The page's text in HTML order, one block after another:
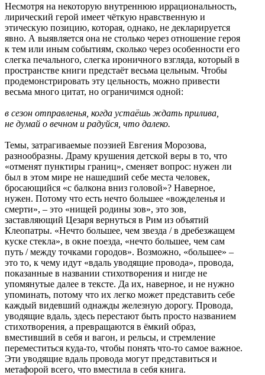
Несмотря на некоторую внутреннюю иррациональность,
лирический герой имеет чёткую нравственную и
этическую позицию, которая, однако, не декларируется
явно. А выявляется она не столько через отношение героя
к тем или иным событиям, сколько через особенности его
слегка печального, слегка ироничного взгляда, который в
пространстве книги предстаёт весьма цельным. Чтобы
продемонстрировать эту цельность, можно привести
весьма много цитат, но ограничимся одной:
в сезон отправленья, когда устаёшь ждать прилива,
не думай о вечном и радуйся, что далеко.
Темы, затрагиваемые поэзией Евгения Морозова,
разнообразны. Драму крушения детской веры в то, что
«отменят пунктиры границ», сменяет вопрос: нужен ли
был в этом мире не нашедший себе места человек,
бросающийся «с балкона вниз головой»? Наверное,
нужен. Потому что есть нечто большее «вожделенья и
смерти», – это «нищей родины зов», это зов,
заставляющий Цезаря вернуться в Рим из объятий
Клеопатры. «Нечто большее, чем звезда / в дребезжащем
куске стекла», в окне поезда, «нечто большее, чем сам
путь / между точками городов». Возможно, «большее» –
это то, к чему идут «вдаль уводящие провода», провода,
показанные в названии стихотворения и нигде не
упомянутые далее в тексте. Да их, наверное, и не нужно
упоминать, потому что их легко может представить себе
каждый видевший однажды железную дорогу. Провода,
уводящие вдаль, здесь перестают быть просто названием
стихотворения, а превращаются в ёмкий образ,
вместивший в себя и вагон, и рельсы, и стремление
переместиться куда-то, чтобы понять что-то самое важное.
Эти уводящие вдаль провода могут представиться и
метафорой всего, что вместила в себя книга.